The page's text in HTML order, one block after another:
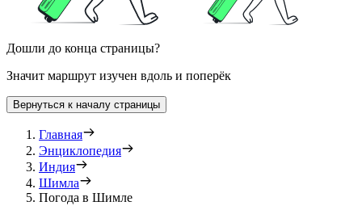
Дошли до конца страницы?
Значит маршрут изучен вдоль и поперёк
Вернуться к началу страницы
Главная
Энциклопедия
Индия
Шимла
Погода в Шимле